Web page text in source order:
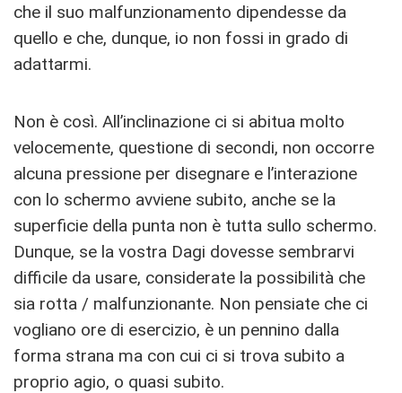
che il suo malfunzionamento dipendesse da
quello e che, dunque, io non fossi in grado di
adattarmi.
Non è così. All’inclinazione ci si abitua molto
velocemente, questione di secondi, non occorre
alcuna pressione per disegnare e l’interazione
con lo schermo avviene subito, anche se la
superficie della punta non è tutta sullo schermo.
Dunque, se la vostra Dagi dovesse sembrarvi
difficile da usare, considerate la possibilità che
sia rotta / malfunzionante. Non pensiate che ci
vogliano ore di esercizio, è un pennino dalla
forma strana ma con cui ci si trova subito a
proprio agio, o quasi subito.